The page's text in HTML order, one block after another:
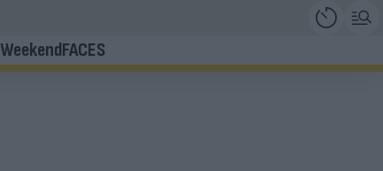
WeekendFACES